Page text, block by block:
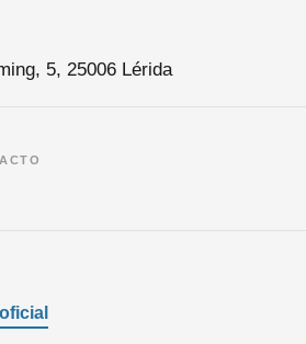
5, 25006 Lérida